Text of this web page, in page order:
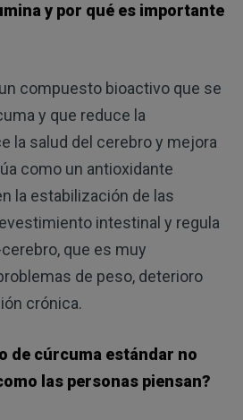
y por qué es importante
compuesto bioactivo que se
y que reduce la
la salud del cerebro y mejora
como un antioxidante
la estabilización de las
intestinal y regula
que es muy
de peso, deterioro
crónica.
de cúrcuma estándar no
las personas piensan?